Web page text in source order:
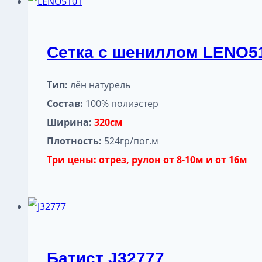
Сетка с шениллом
Тип: лён натурель
Состав: 100% полиэстер
Ширина: 320см
Плотность: 524гр/пог.м
Три цены: отрез, рулон от 8-10м и от 16м
Батист J32777